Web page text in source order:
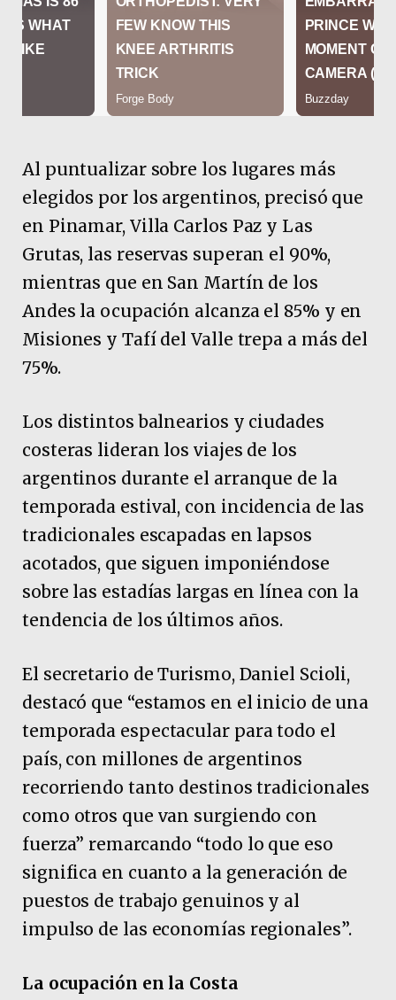
Al puntualizar sobre los lugares más
elegidos por los argentinos, precisó que
en Pinamar, Villa Carlos Paz y Las
Grutas, las reservas superan el 90%,
mientras que en San Martín de los
Andes la ocupación alcanza el 85% y en
Misiones y Tafí del Valle trepa a más del
75%.
Los distintos balnearios y ciudades
costeras lideran los viajes de los
argentinos durante el arranque de la
temporada estival, con incidencia de las
tradicionales escapadas en lapsos
acotados, que siguen imponiéndose
sobre las estadías largas en línea con la
tendencia de los últimos años.
El secretario de Turismo, Daniel Scioli,
destacó que “estamos en el inicio de una
temporada espectacular para todo el
país, con millones de argentinos
recorriendo tanto destinos tradicionales
como otros que van surgiendo con
fuerza” remarcando “todo lo que eso
significa en cuanto a la generación de
puestos de trabajo genuinos y al
impulso de las economías regionales”.
La ocupación en la Costa